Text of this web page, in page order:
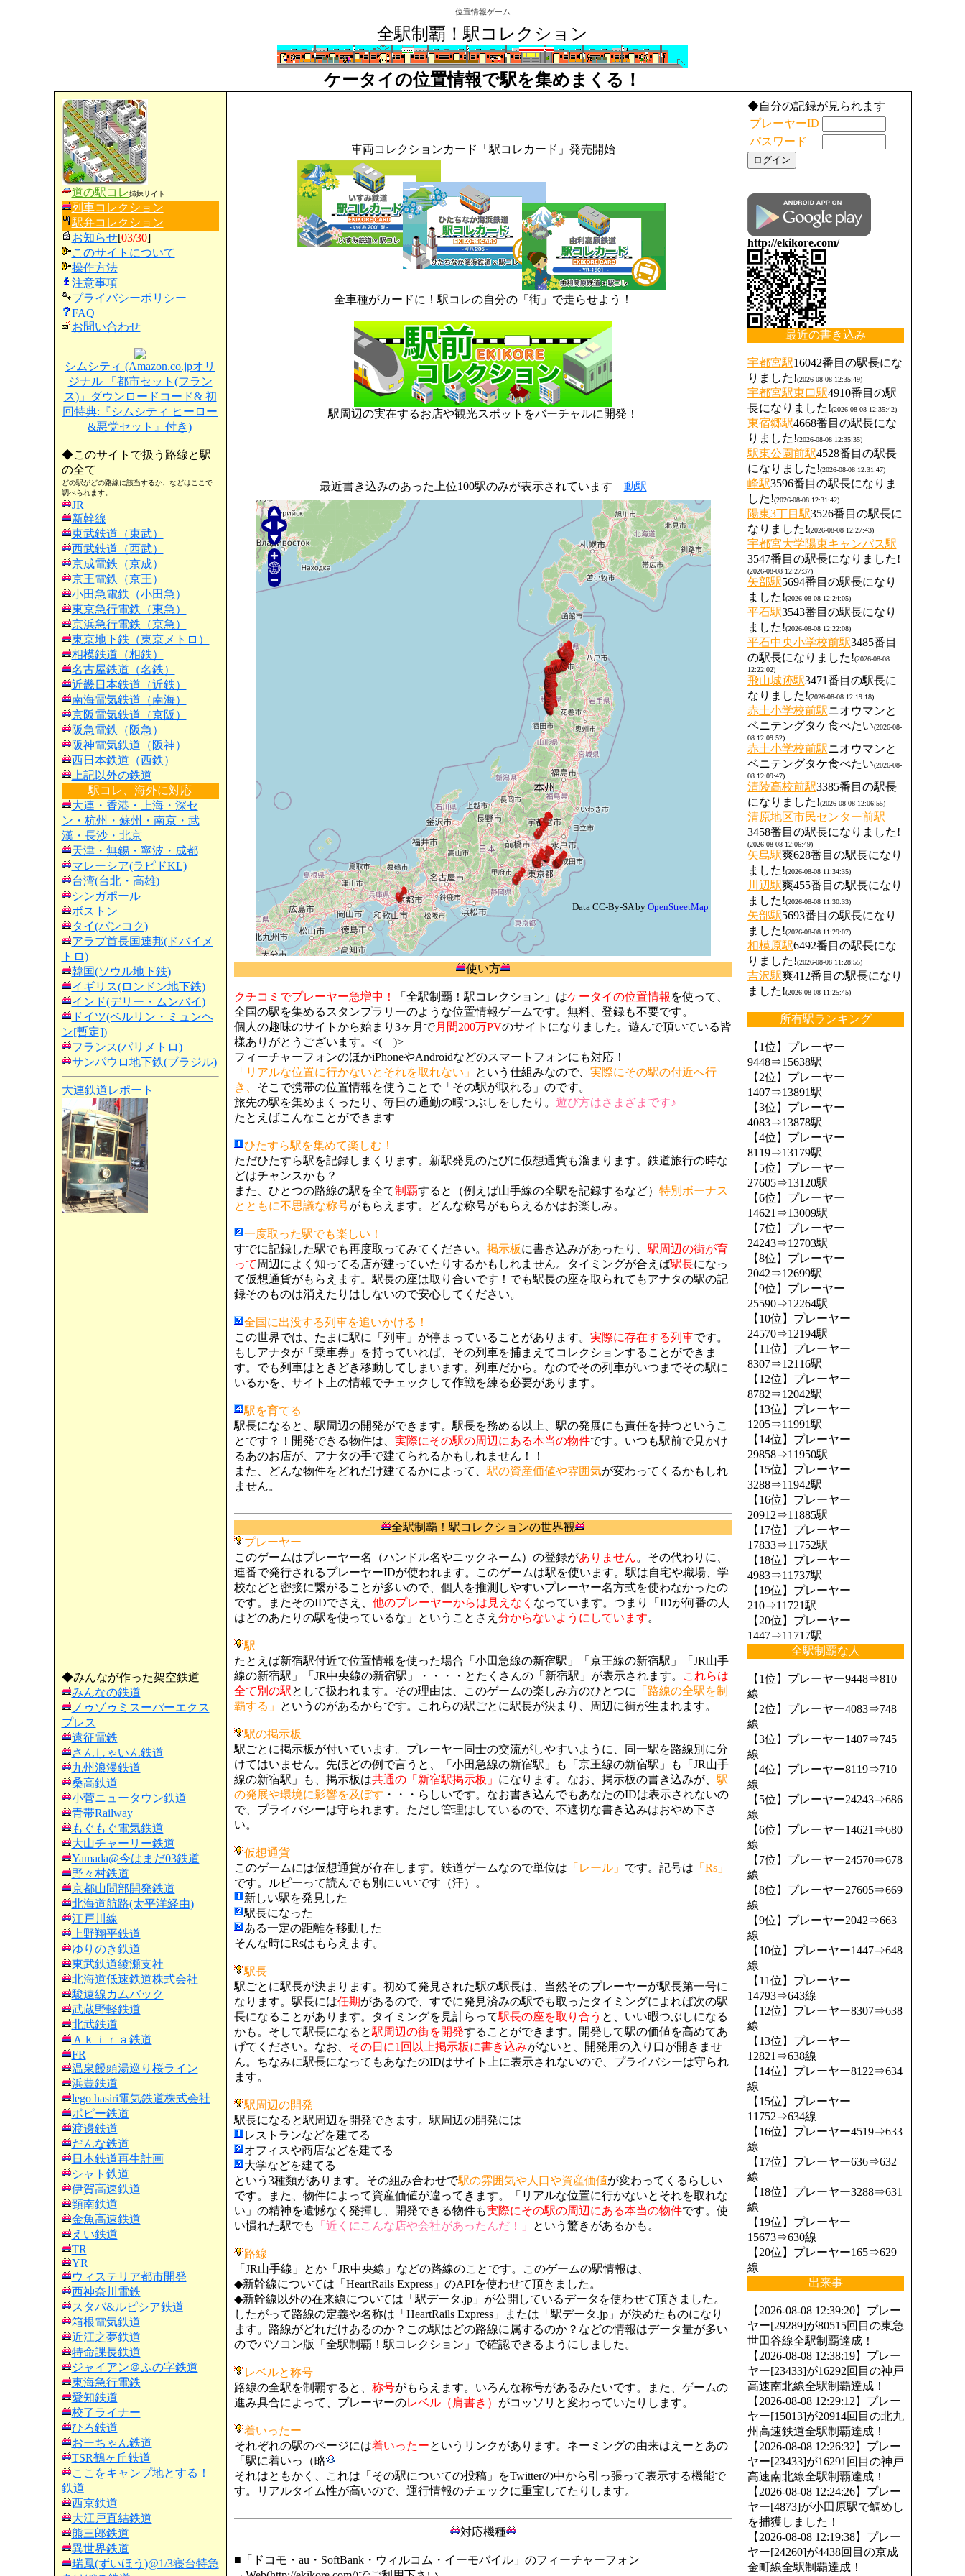
位置情報ゲーム
全駅制覇！駅コレクション
ケータイの位置情報で駅を集めまくる！
道の駅コレ姉妹サイト
列車コレクション
駅弁コレクション
お知らせ[03/30]
このサイトについて
操作方法
注意事項
プライバシーポリシー
FAQ
お問い合わせ
シムシティ (Amazon.co.jpオリ
ジナル 「都市セット(フラン
ス)」ダウンロードコード& 初
回特典:『シムシティ ヒーロー
&悪党セット』付き)
◆このサイトで扱う路線と駅
の全て
どの駅がどの路線に該当するか、などはここで
調べられます。
JR
新幹線
東武鉄道（東武）
西武鉄道（西武）
京成電鉄（京成）
京王電鉄（京王）
小田急電鉄（小田急）
東京急行電鉄（東急）
京浜急行電鉄（京急）
東京地下鉄（東京メトロ）
相模鉄道（相鉄）
名古屋鉄道（名鉄）
近畿日本鉄道（近鉄）
南海電気鉄道（南海）
京阪電気鉄道（京阪）
阪急電鉄（阪急）
阪神電気鉄道（阪神）
西日本鉄道（西鉄）
上記以外の鉄道
駅コレ、海外に対応
大連・香港・上海・深セ
ン・杭州・蘇州・南京・武
漢・長沙・北京
天津・無錫・寧波・成都
マレーシア(ラピドKL)
台湾(台北・高雄)
シンガポール
ボストン
タイ(バンコク)
アラブ首長国連邦(ドバイメ
トロ)
韓国(ソウル地下鉄)
イギリス(ロンドン地下鉄)
インド(デリー・ムンバイ)
ドイツ(ベルリン・ミュンヘ
ン[暫定])
フランス(パリメトロ)
サンパウロ地下鉄(ブラジル)
大連鉄道レポート
◆みんなが作った架空鉄道
みんなの鉄道
ノゥゾゥミスーパーエクス
プレス
遠征電鉄
さんしゃいん鉄道
九州浪漫鉄道
桑高鉄道
小菅ニュータウン鉄道
青帯Railway
もぐもぐ電気鉄道
大山チャーリー鉄道
Yamada@今はまだ03鉄道
野々村鉄道
京都山間部開発鉄道
北海道航路(太平洋経由)
江戸川線
上野翔平鉄道
ゆりのき鉄道
東武鉄道綾瀬支社
北海道低速鉄道株式会社
駿遠線カムバック
武蔵野軽鉄道
北武鉄道
Ａｋｉｒａ鉄道
FR
温泉饅頭湯巡り桜ライン
浜豊鉄道
lego hasiri電気鉄道株式会社
ポピー鉄道
渡邊鉄道
だんな鉄道
日本鉄道再生計画
シャト鉄道
伊賀高速鉄道
頸南鉄道
金魚高速鉄道
えい鉄道
TR
YR
ウィステリア都市開発
西神奈川電鉄
スタバ&ルピシア鉄道
箱根電気鉄道
近江之夢鉄道
特命課長鉄道
ジャイアン＠ふの字鉄道
東海急行電鉄
愛知鉄道
校了ライナー
ひろ鉄道
おーちゃん鉄道
TSR鶴ヶ丘鉄道
ここをキャンプ地とする！
鉄道
西京鉄道
大江戸直結鉄道
熊三郎鉄道
異世界鉄道
瑞鳳(ずいほう)@1/3寝台特急
車両コレクションカード「駅コレカード」発売開始
全車種がカードに！駅コレの自分の「街」で走らせよう！
駅周辺の実在するお店や観光スポットをバーチャルに開発！
最近書き込みのあった上位100駅のみが表示されています 動駅
使い方
クチコミでプレーヤー急増中！ 「全駅制覇！駅コレクション」はケータイの位置情報 を使って、
全国の駅を集めるスタンプラリーのような位置情報ゲームです。無料、登録も不要です。
個人の趣味のサイトから始まり3ヶ月で月間200万PVのサイトになりました。遊んで頂いている皆
様ありがとうございます。<(__)>
フィーチャーフォンのほかiPhoneやAndroidなどのスマートフォンにも対応！
「リアルな位置に行かないとそれを取れない」
という仕組みなので、 実際にその駅の付近へ行
き、 そこで携帯の位置情報を使うことで「その駅が取れる」のです。
旅先の駅を集めまくったり、毎日の通勤の暇つぶしをしたり。 遊び方はさまざまです♪
たとえばこんなことができます
ひたすら駅を集めて楽しむ！
ただひたすら駅を記録しまくります。新駅発見のたびに仮想通貨も溜まります。鉄道旅行の時な
どはチャンスかも？
また、ひとつの路線の駅を全て制覇すると（例えば山手線の全駅を記録するなど） 特別ボーナス
とともに不思議な称号がもらえます。どんな称号がもらえるかはお楽しみ。
一度取った駅でも楽しい！
すでに記録した駅でも再度取ってみてください。 掲示板に書き込みがあったり、 駅周辺の街が育
って 周辺によく知ってる店が建っていたりするかもしれません。タイミングが合えば駅長になっ
て仮想通貨がもらえます。駅長の座は取り合いです！でも駅長の座を取られてもアナタの駅の記
録そのものは消えたりはしないので安心してください。
全国に出没する列車を追いかける！
この世界では、たまに駅に「列車」が停まっていることがあります。 実際に存在する列車です。
もしアナタが「乗車券」を持っていれば、その列車を捕まえてコレクションすることができま
す。でも列車はときどき移動してしまいます。列車だから。なのでその列車がいつまでその駅に
いるかを、サイト上の情報でチェックして作戦を練る必要があります。
駅を育てる
駅長になると、駅周辺の開発ができます。駅長を務める以上、駅の発展にも責任を持つというこ
とです？！開発できる物件は、 実際にその駅の周辺にある本当の物件です。いつも駅前で見かけ
るあのお店が、アナタの手で建てられるかもしれません！！
また、どんな物件をどれだけ建てるかによって、 駅の資産価値や雰囲気が変わってくるかもしれ
ません。
全駅制覇！駅コレクションの世界観
プレーヤー
このゲームはプレーヤー名（ハンドル名やニックネーム）の登録がありません。その代わりに、
連番で発行されるプレーヤーIDが使われます。このゲームは駅を使います。駅は自宅や職場、学
校などと密接に繋がることが多いので、個人を推測しやすいプレーヤー名方式を使わなかったの
です。またそのIDでさえ、 他のプレーヤーからは見えなく なっています。つまり「IDが何番の人
はどのあたりの駅を使っているな」ということさえ 分からないようにしています。
駅
たとえば新宿駅付近で位置情報を使った場合「小田急線の新宿駅」「京王線の新宿駅」「JR山手
線の新宿駅」「JR中央線の新宿駅」・・・・とたくさんの「新宿駅」が表示されます。
これらは
全て別の駅として扱われます。その理由は、このゲームの楽しみ方のひとつに 「路線の全駅を制
覇する」
というのがあるからです。これらの駅ごとに駅長が決まり、周辺に街が生まれます。
駅の掲示板
駅ごとに掲示板が付いています。プレーヤー同士の交流がしやすいように、同一駅を路線別に分
けてはいません。先ほどの例で言うと、「小田急線の新宿駅」も「京王線の新宿駅」も「JR山手
線の新宿駅」も、掲示板は共通の「新宿駅掲示板」 になります。なお、掲示板の書き込みが、 駅
の発展や環境に影響を及ぼす ・・・らしいです。なお書き込んでもあなたのIDは表示されないの
で、プライバシーは守られます。ただし管理はしているので、不適切な書き込みはおやめ下さ
い。
仮想通貨
このゲームには仮想通貨が存在します。鉄道ゲームなので単位は 「レール」 です。記号は 「Rs」
です。ルピーって読んでも別にいいです（汗）。
新しい駅を発見した
駅長になった
ある一定の距離を移動した
そんな時にRsはもらえます。
駅長
駅ごとに駅長が決まります。初めて発見された駅の駅長は、当然そのプレーヤーが駅長第一号に
なります。駅長には任期があるので、すでに発見済みの駅でも取ったタイミングによれば次の駅
長になることがあります。タイミングを見計らって駅長の座を取り合う と、いい暇つぶしになる
かも。そして駅長になると駅周辺の街を開発することができます。開発して駅の価値を高めてあ
げてください。なお、 その日に1回以上掲示板に書き込みがないと、開発用の入り口が開きませ
ん。ちなみに駅長になってもあなたのIDはサイト上に表示されないので、プライバシーは守られ
ます。
駅周辺の開発
駅長になると駅周辺を開発できます。駅周辺の開発には
レストランなどを建てる
オフィスや商店などを建てる
大学などを建てる
という3種類があります。その組み合わせで駅の雰囲気や人口や資産価値が変わってくるらしい
です。また、物件によって資産価値が違ってきます。「リアルな位置に行かないとそれを取れな
い」の精神を遺憾なく発揮し、開発できる物件も実際にその駅の周辺にある本当の物件です。使
い慣れた駅でも 「近くにこんな店や会社があったんだ！」 という驚きがあるかも。
路線
「JR山手線」とか「JR中央線」などの路線のことです。このゲームの駅情報は、
◆新幹線については「HeartRails Express」のAPIを使わせて頂きました。
◆新幹線以外の在来線については「駅データ.jp」が公開しているデータを使わせて頂きました。
したがって路線の定義や名称は「HeartRails Express」または「駅データ.jp」が決めたものになり
ます。路線がどれだけあるのか？この駅はどの路線に属するのか？などの情報はデータ量が多い
のでパソコン版「全駅制覇！駅コレクション」で確認できるようにしました。
レベルと称号
路線の全駅を制覇すると、 称号がもらえます。いろんな称号があるみたいです。また、ゲームの
進み具合によって、プレーヤーのレベル（肩書き） がコッソリと変わっていたりします。
着いったー
それぞれの駅のページには着いったーというリンクがあります。ネーミングの由来はえーとあの
「駅に着いっ（略
それはともかく、これは「その駅についての投稿」をTwitterの中から引っ張って表示する機能で
す。リアルタイム性が高いので、運行情報のチェックに重宝してたりします。
対応機種
■「ドコモ・au・SoftBank・ウィルコム・イーモバイル」のフィーチャーフォン
◆自分の記録が見られます
プレーヤーID
パスワード
http://ekikore.com/
最近の書き込み
宇都宮駅16042番目の駅長にな
りました!(2026-08-08 12:35:49)
宇都宮駅東口駅4910番目の駅
長になりました!(2026-08-08 12:35:42)
東宿郷駅4668番目の駅長にな
りました!(2026-08-08 12:35:35)
駅東公園前駅4528番目の駅長
になりました!(2026-08-08 12:31:47)
峰駅3596番目の駅長になりま
した!(2026-08-08 12:31:42)
陽東3丁目駅3526番目の駅長に
なりました!(2026-08-08 12:27:43)
宇都宮大学陽東キャンパス駅
3547番目の駅長になりました!
(2026-08-08 12:27:37)
矢部駅5694番目の駅長になり
ました!(2026-08-08 12:24:05)
平石駅3543番目の駅長になり
ました!(2026-08-08 12:22:08)
平石中央小学校前駅3485番目
の駅長になりました!(2026-08-08
12:22:02)
飛山城跡駅3471番目の駅長に
なりました!(2026-08-08 12:19:18)
赤土小学校前駅ニオウマンと
ベニテングタケ食べたい(2026-08-
08 12:09:52)
赤土小学校前駅ニオウマンと
ベニテングタケ食べたい(2026-08-
08 12:09:47)
清陵高校前駅3385番目の駅長
になりました!(2026-08-08 12:06:55)
清原地区市民センター前駅
3458番目の駅長になりました!
(2026-08-08 12:06:49)
矢島駅爽628番目の駅長になり
ました!(2026-08-08 11:34:35)
川辺駅爽455番目の駅長になり
ました!(2026-08-08 11:30:33)
矢部駅5693番目の駅長になり
ました!(2026-08-08 11:29:07)
相模原駅6492番目の駅長にな
りました!(2026-08-08 11:28:55)
吉沢駅爽412番目の駅長になり
ました!(2026-08-08 11:25:45)
所有駅ランキング
【1位】プレーヤー
9448⇒15638駅
【2位】プレーヤー
1407⇒13891駅
【3位】プレーヤー
4083⇒13878駅
【4位】プレーヤー
8119⇒13179駅
【5位】プレーヤー
27605⇒13120駅
【6位】プレーヤー
14621⇒13009駅
【7位】プレーヤー
24243⇒12703駅
【8位】プレーヤー
2042⇒12699駅
【9位】プレーヤー
25590⇒12264駅
【10位】プレーヤー
24570⇒12194駅
【11位】プレーヤー
8307⇒12116駅
【12位】プレーヤー
8782⇒12042駅
【13位】プレーヤー
1205⇒11991駅
【14位】プレーヤー
29858⇒11950駅
【15位】プレーヤー
3288⇒11942駅
【16位】プレーヤー
20912⇒11885駅
【17位】プレーヤー
17833⇒11752駅
【18位】プレーヤー
4983⇒11737駅
【19位】プレーヤー
210⇒11721駅
【20位】プレーヤー
1447⇒11717駅
全駅制覇な人
【1位】プレーヤー9448⇒810
線
【2位】プレーヤー4083⇒748
線
【3位】プレーヤー1407⇒745
線
【4位】プレーヤー8119⇒710
線
【5位】プレーヤー24243⇒686
線
【6位】プレーヤー14621⇒680
線
【7位】プレーヤー24570⇒678
線
【8位】プレーヤー27605⇒669
線
【9位】プレーヤー2042⇒663
線
【10位】プレーヤー1447⇒648
線
【11位】プレーヤー
14793⇒643線
【12位】プレーヤー8307⇒638
線
【13位】プレーヤー
12821⇒638線
【14位】プレーヤー8122⇒634
線
【15位】プレーヤー
11752⇒634線
【16位】プレーヤー4519⇒633
線
【17位】プレーヤー636⇒632
線
【18位】プレーヤー3288⇒631
線
【19位】プレーヤー
15673⇒630線
【20位】プレーヤー165⇒629
線
出来事
【2026-08-08 12:39:20】プレー
ヤー[29289]が80515回目の東急
世田谷線全駅制覇達成！
【2026-08-08 12:38:19】プレー
ヤー[23433]が16292回目の神戸
高速南北線全駅制覇達成！
【2026-08-08 12:29:12】プレー
ヤー[15013]が20914回目の北九
州高速鉄道全駅制覇達成！
【2026-08-08 12:26:32】プレー
ヤー[23433]が16291回目の神戸
高速南北線全駅制覇達成！
【2026-08-08 12:24:26】プレー
ヤー[4873]が小田原駅で鯛めし
を捕獲しました！
【2026-08-08 12:19:38】プレー
ヤー[24260]が4438回目の京成
金町線全駅制覇達成！